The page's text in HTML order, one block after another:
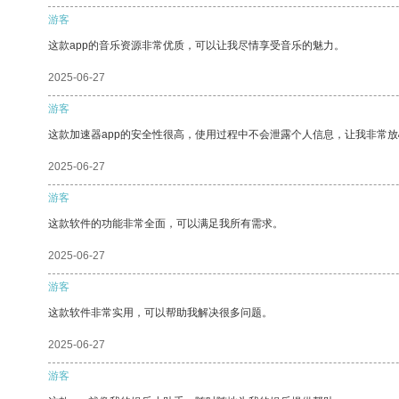
游客
这款app的音乐资源非常优质，可以让我尽情享受音乐的魅力。
2025-06-27
游客
这款加速器app的安全性很高，使用过程中不会泄露个人信息，让我非常
2025-06-27
游客
这款软件的功能非常全面，可以满足我所有需求。
2025-06-27
游客
这款软件非常实用，可以帮助我解决很多问题。
2025-06-27
游客